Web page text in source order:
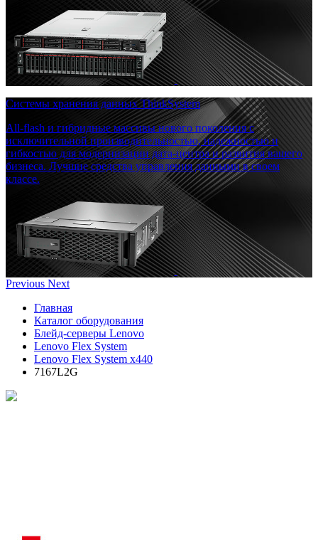
Системы хранения данных ThinkSystem
All-flash и гибридные массивы нового поколения с
исключительной производительностью, надежностью и
гибкостью для модернизации дата-центра и развития вашего
бизнеса. Лучшие средства управления данными в своем
классе.
Previous Next
Главная
Каталог оборудования
Блейд-серверы Lenovo
Lenovo Flex System
Lenovo Flex System x440
7167L2G